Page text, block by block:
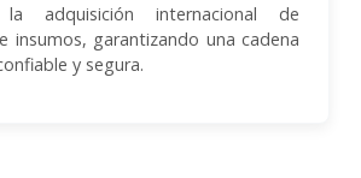
la adquisición internacional de
insumos, garantizando una cadena
y segura.